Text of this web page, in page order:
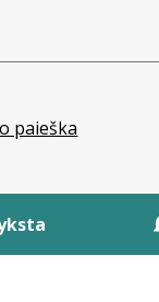
paieška